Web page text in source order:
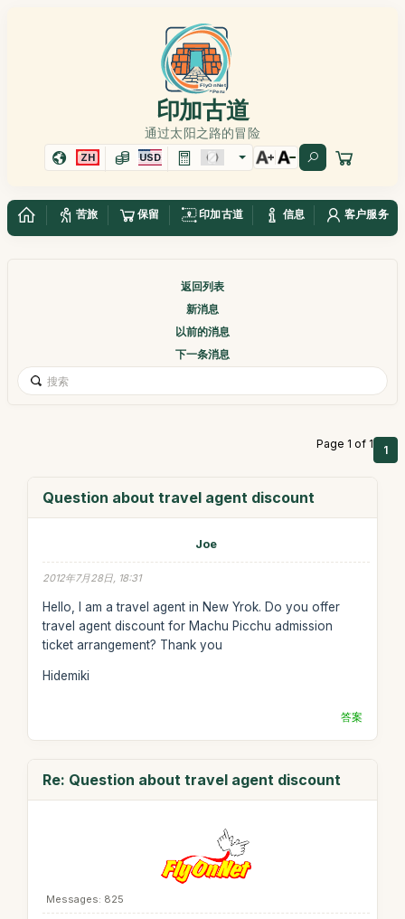
印加古道
通过太阳之路的冒险
ZH USD
苦旅 保留 印加古道 信息 客户服务
返回列表
新消息
以前的消息
下一条消息
Page 1 of 1 1
Question about travel agent discount
Joe
2012年7月28日, 18:31
Hello, I am a travel agent in New Yrok. Do you offer
travel agent discount for Machu Picchu admission
ticket arrangement? Thank you
Hidemiki
答案
Re: Question about travel agent discount
Messages: 825